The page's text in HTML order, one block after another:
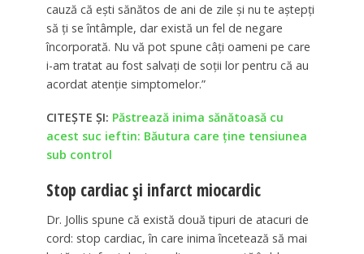
cauză că ești sănătos de ani de zile și nu te aștepți
să ți se întâmple, dar există un fel de negare
încorporată. Nu vă pot spune câți oameni pe care
i-am tratat au fost salvați de soții lor pentru că au
acordat atenție simptomelor.”
CITEȘTE ȘI: Păstrează inima sănătoasă cu
acest suc ieftin: Băutura care ține tensiunea
sub control
Stop cardiac și infarct miocardic
Dr. Jollis spune că există două tipuri de atacuri de
cord: stop cardiac, în care inima încetează să mai